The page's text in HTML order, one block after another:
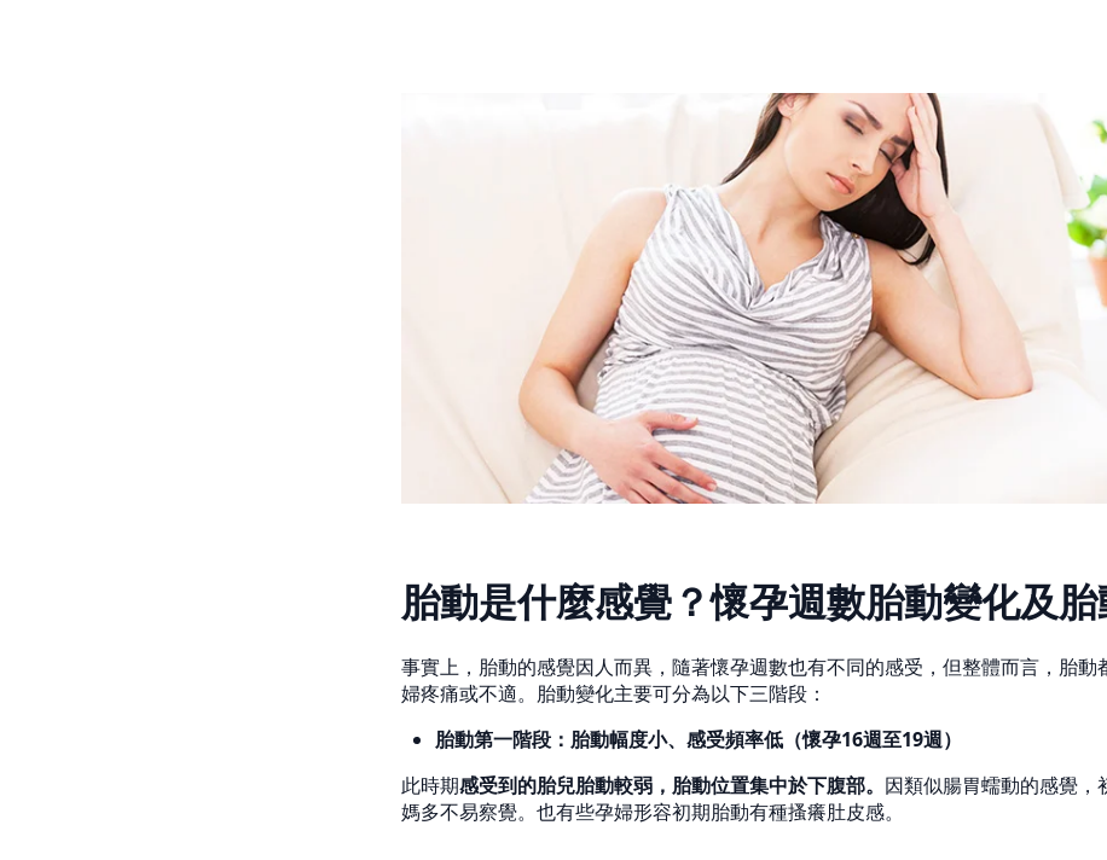
胎動是什麼感覺？懷孕週數胎動變化及
事實上，胎動的感覺因人而異，隨著懷孕週數也有不同的感受，但整體而言，胎動
婦疼痛或不適。胎動變化主要可分為以下三階段：
胎動第一階段：胎動幅度小、感受頻率低（懷孕16週至19週）
此時期感受到的胎兒胎動較弱，胎動位置集中於下腹部。 因類似腸胃蠕動的感覺，
媽多不易察覺。也有些孕婦形容初期胎動有種搔癢肚皮感。